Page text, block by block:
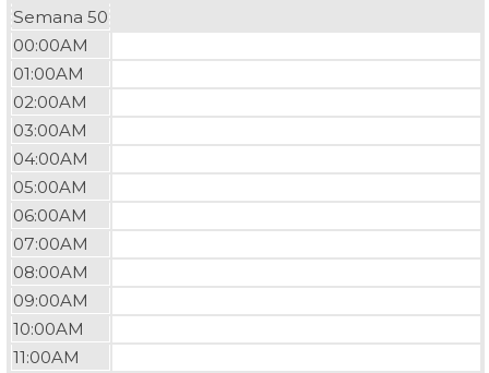
Semana 50
00:00AM
01:00AM
02:00AM
03:00AM
04:00AM
05:00AM
06:00AM
07:00AM
08:00AM
09:00AM
10:00AM
11:00AM